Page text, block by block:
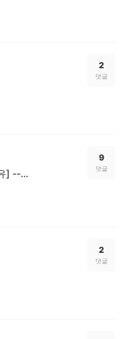
2
댓글
[서호공원의 풍경이 담긴 차 한잔의 여유] --------♡♡♡ 카페라르고♡♡♡
9
댓글
2
댓글